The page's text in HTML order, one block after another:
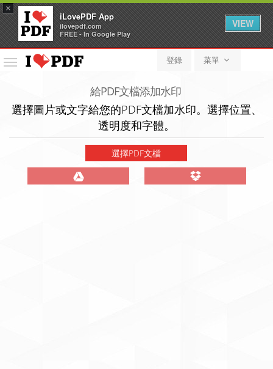
×
iLovePDF App
ilovepdf.com
FREE - In Google Play
VIEW
登錄 菜單
菜
給PDF文檔添加水印
選擇圖片或文字給您的PDF文檔加水印。選擇位置、
透明度和字體。
選擇PDF文檔